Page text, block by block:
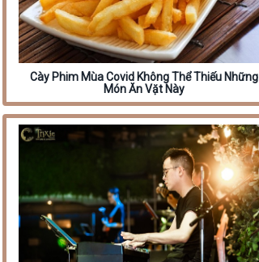
Cày Phim Mùa Covid Không Thể Thiếu Những
Món Ăn Vặt Này